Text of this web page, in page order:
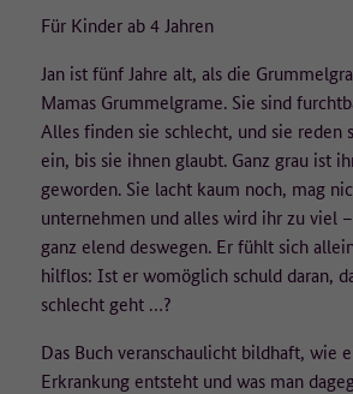
Für Kinder ab 4 Jahren
Jan ist fünf Jahre alt, als die
Mamas Grummelgrame. Sie sind
Alles finden sie schlecht, und sie reden
ein, bis sie ihnen glaubt. Ganz grau ist
geworden. Sie lacht kaum noch, mag
unternehmen und alles wird ihr zu viel
ganz elend deswegen. Er fühlt sich
hilflos: Ist er womöglich schuld daran,
schlecht geht …?
Das Buch veranschaulicht bildhaft, wie
Erkrankung entsteht und was man
Matomo wird lokal auf den Servern des
der ]init[ AG, in Deutschland betrieben
Weitere Informationen:
Weitere Informationen zur Verarbeitung
finden Sie unter Datenschutz.